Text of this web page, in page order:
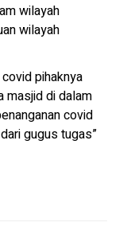
wilayah
wilayah
pihaknya
masjid di dalam
covid
gugus tugas”